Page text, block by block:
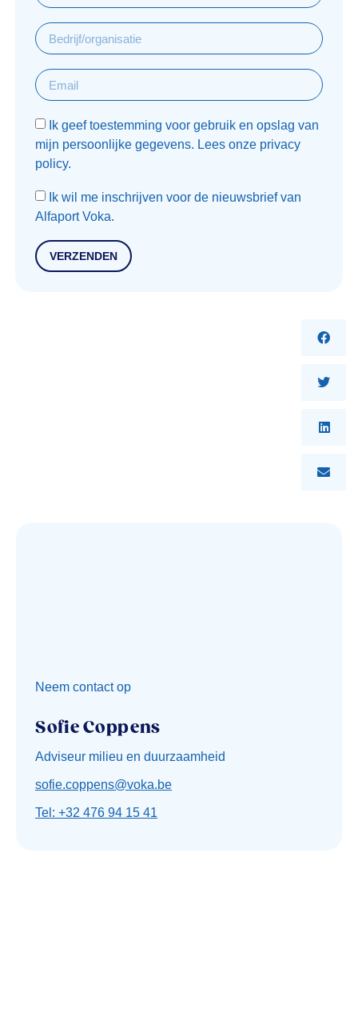
Ik geef toestemming voor gebruik en opslag van
mijn persoonlijke gegevens. Lees onze privacy
policy.
Ik wil me inschrijven voor de nieuwsbrief van
Alfaport Voka.
VERZENDEN
Neem contact op
Sofie Coppens
Adviseur milieu en duurzaamheid
sofie.coppens@voka.be
Tel: +32 476 94 15 41